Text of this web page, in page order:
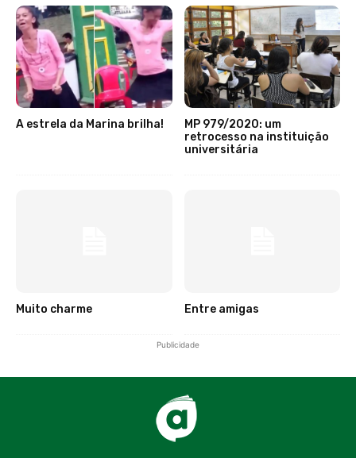
A estrela da Marina brilha!
MP 979/2020: um
retrocesso na instituição
universitária
Muito charme Entre amigas
Publicidade